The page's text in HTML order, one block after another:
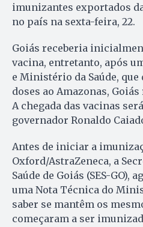
imunizantes exportados
no país na sexta-feira, 22.
Goiás receberia
vacina, entretanto, após
e Ministério da Saúde,
doses ao Amazonas,
A chegada das vacinas
governador Ronaldo
Antes de iniciar a
Oxford/AstraZeneca, a
Saúde de Goiás (SES-GO),
uma Nota Técnica do
saber se mantêm os
começaram a ser